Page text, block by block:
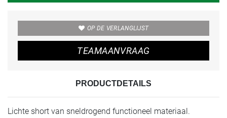
OP DE VERLANGLIJST
TEAMAANVRAAG
PRODUCTDETAILS
Lichte short van sneldrogend functioneel materiaal.